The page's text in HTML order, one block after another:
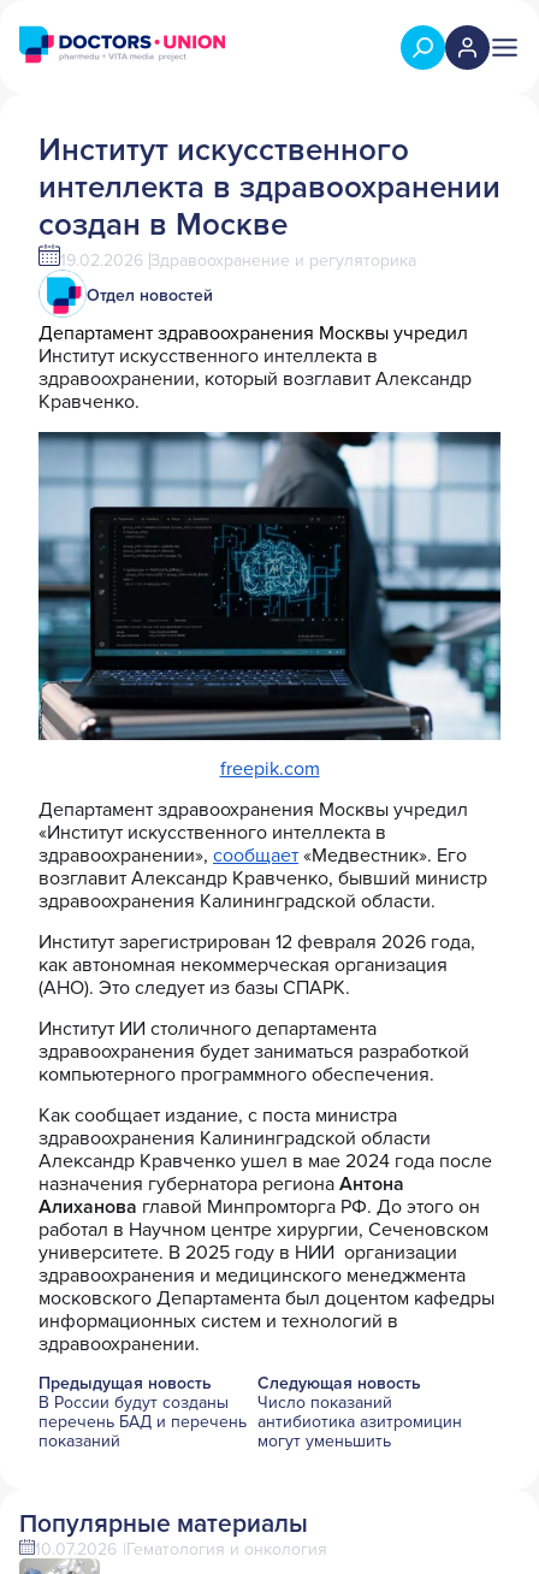
Институт искусственного
интеллекта в здравоохранении
создан в Москве
19.02.2026 Здравоохранение и регуляторика
Отдел новостей
Департамент здравоохранения Москвы учредил
Институт искусственного интеллекта в
здравоохранении, который возглавит Александр
Кравченко.
freepik.com
Департамент здравоохранения Москвы учредил
«Институт искусственного интеллекта в
здравоохранении», сообщает «Медвестник». Его
возглавит Александр Кравченко, бывший министр
здравоохранения Калининградской области.
Институт зарегистрирован 12 февраля 2026 года,
как автономная некоммерческая организация
(АНО). Это следует из базы СПАРК.
Институт ИИ столичного департамента
здравоохранения будет заниматься разработкой
компьютерного программного обеспечения.
Как сообщает издание, с поста министра
здравоохранения Калининградской области
Александр Кравченко ушел в мае 2024 года после
назначения губернатора региона Антона
Алиханова главой Минпромторга РФ. До этого он
работал в Научном центре хирургии, Сеченовском
университете. В 2025 году в НИИ организации
здравоохранения и медицинского менеджмента
московского Департамента был доцентом кафедры
информационных систем и технологий в
здравоохранении.
Предыдущая новость
В России будут созданы
перечень БАД и перечень
показаний
Следующая новость
Число показаний
антибиотика азитромицин
могут уменьшить
Популярные материалы
10.07.2026 Гематология и онкология